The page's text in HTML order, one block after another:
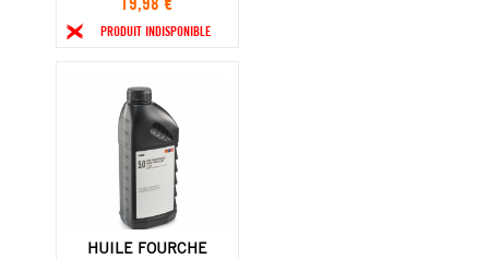
PRODUIT INDISPONIBLE
HUILE FOURCHE